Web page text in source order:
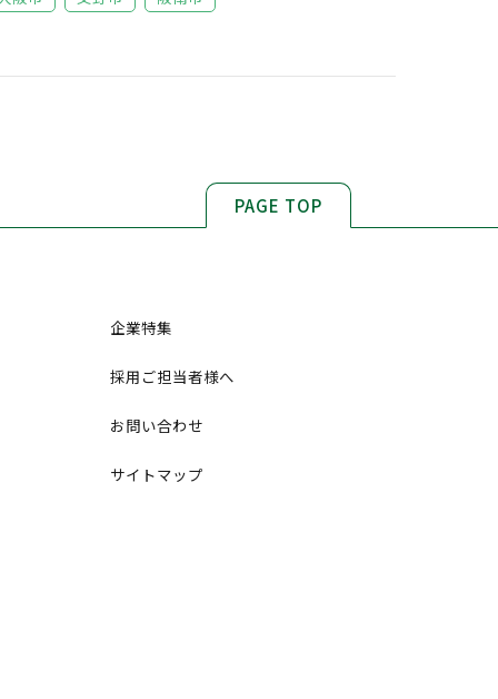
PAGE TOP
企業特集
採用ご担当者様へ
お問い合わせ
サイトマップ